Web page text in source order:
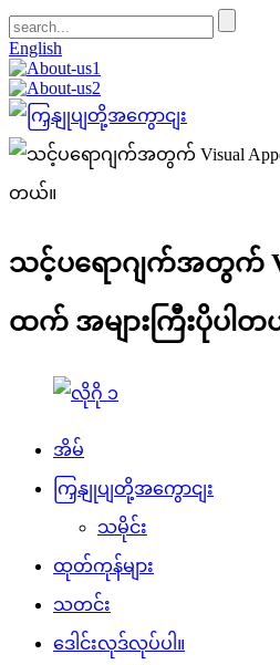
English
သင့်ပရောဂျက်အတွက်
ထက် အများကြီးပိုပါတ
အိမ်
ကြှနျုပျတို့အကွောငျး
သမိုင်း
ထုတ်ကုန်များ
သတင်း
ဒေါင်းလုဒ်လုပ်ပါ။